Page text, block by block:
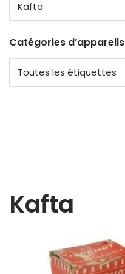
Catégories d’appareils
Kafta